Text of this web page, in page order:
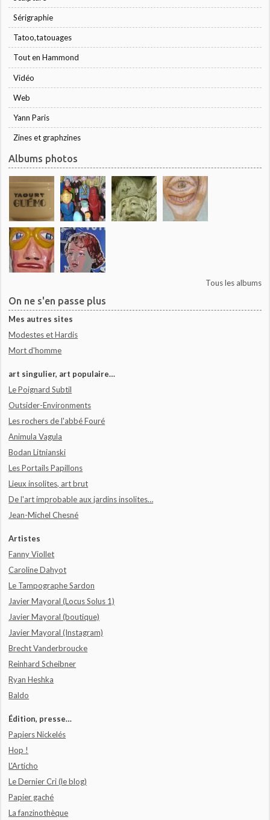
Sérigraphie
Tatoo,tatouages
Tout en Hammond
Vidéo
Web
Yann Paris
Zines et graphzines
Albums photos
Tous les albums
On ne s'en passe plus
Mes autres sites
Modestes et Hardis
Mort d'homme
art singulier, art populaire…
Le Poignard Subtil
Outsider-Environments
Les rochers de l'abbé Fouré
Animula Vagula
Bodan Litnianski
Les Portails Papillons
Lieux insolites, art brut
De l'art improbable aux jardins insolites…
Jean-Michel Chesné
Artistes
Fanny Viollet
Caroline Dahyot
Le Tampographe Sardon
Javier Mayoral (Locus Solus 1)
Javier Mayoral (boutique)
Javier Mayoral (Instagram)
Brecht Vanderbroucke
Reinhard Scheibner
Ryan Heshka
Baldo
Édition, presse…
Papiers Nickelés
Hop !
L'Articho
Le Dernier Cri (le blog)
Papier gaché
La fanzinothèque